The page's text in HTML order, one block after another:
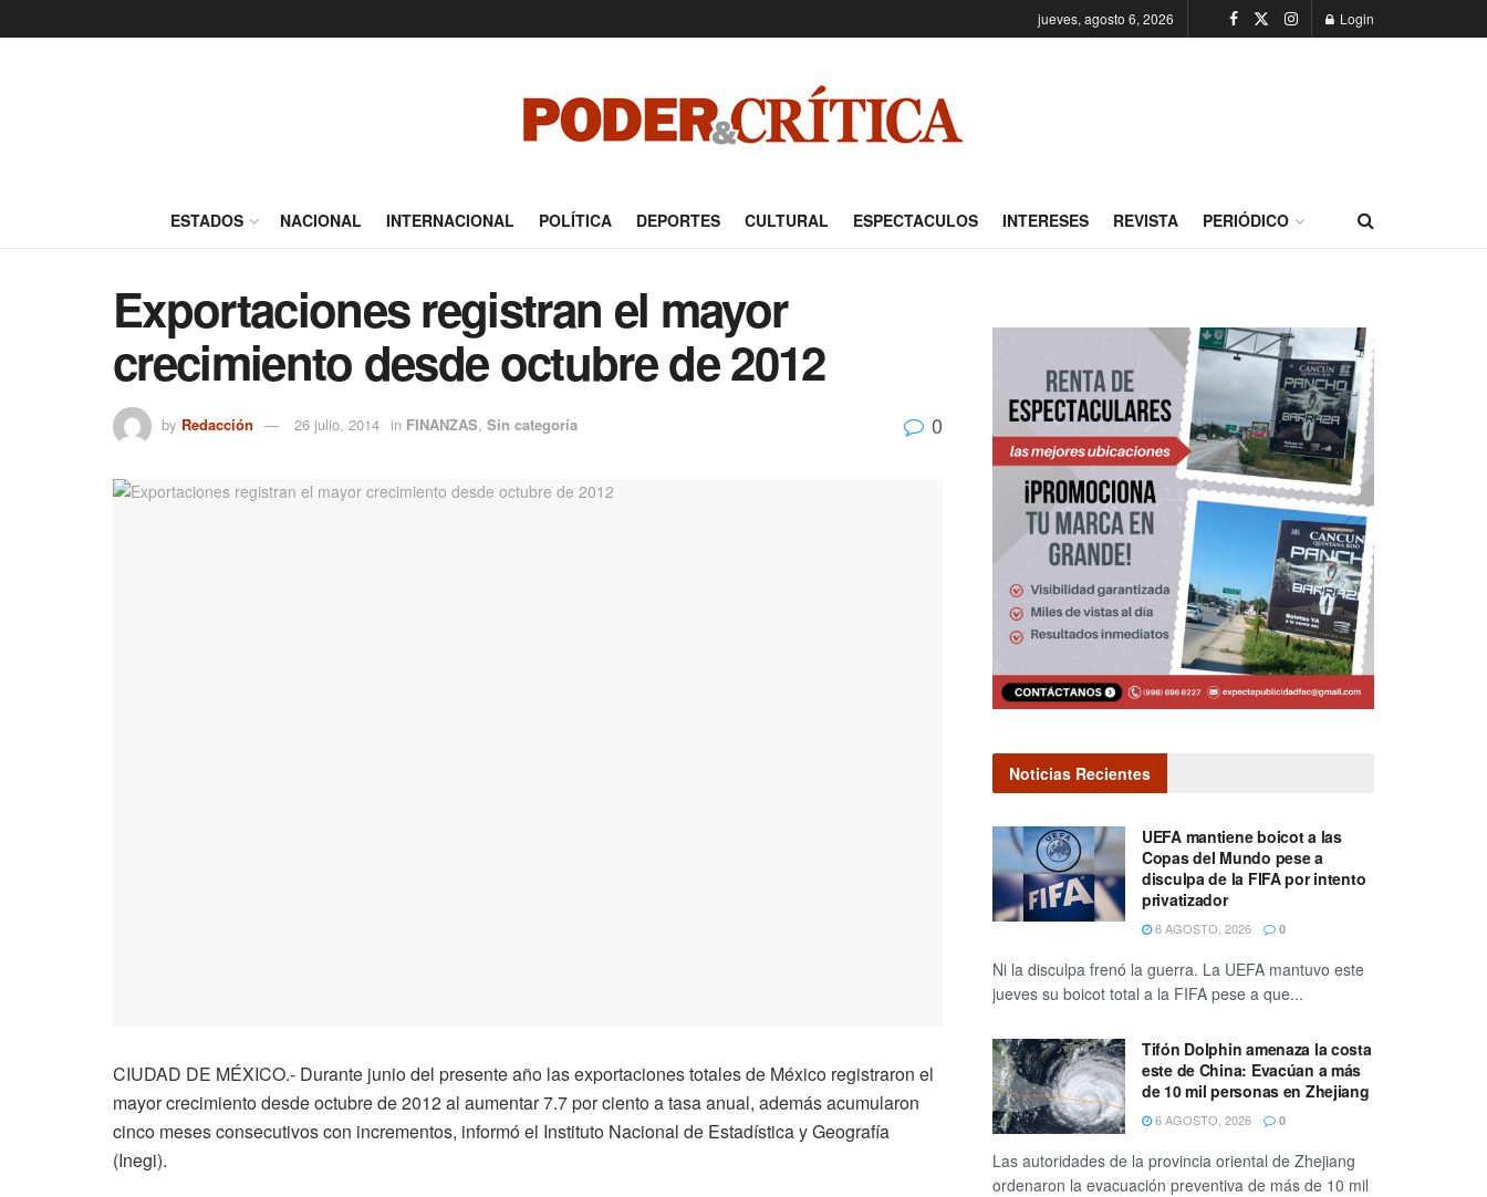
jueves, agosto 6, 2026 Login
ESTADOS NACIONAL INTERNACIONAL POLÍTICA DEPORTES CULTURAL ESPECTACULOS INTERESES REVISTA PERIÓDICO
Exportaciones registran el mayor
crecimiento desde octubre de 2012
by Redacción 26 julio, 2014 in FINANZAS, Sin categoría 0
CIUDAD DE MÉXICO.- Durante junio del presente año las exportaciones totales de México registraron el
mayor crecimiento desde octubre de 2012 al aumentar 7.7 por ciento a tasa anual, además acumularon
cinco meses consecutivos con incrementos, informó el Instituto Nacional de Estadística y Geografía
(Inegi).
Noticias Recientes
UEFA mantiene boicot a las
Copas del Mundo pese a
disculpa de la FIFA por intento
privatizador
6 AGOSTO, 2026 0
Ni la disculpa frenó la guerra. La UEFA mantuvo este
jueves su boicot total a la FIFA pese a que...
Tifón Dolphin amenaza la costa
este de China: Evacúan a más
de 10 mil personas en Zhejiang
6 AGOSTO, 2026 0
Las autoridades de la provincia oriental de Zhejiang
ordenaron la evacuación preventiva de más de 10 mil